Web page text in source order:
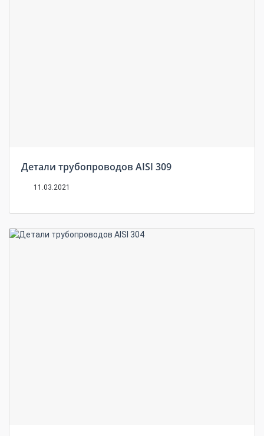
Детали трубопроводов AISI 309
11.03.2021